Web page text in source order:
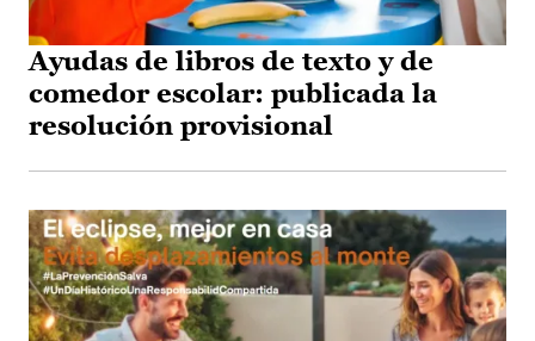
Ayudas de libros de texto y de
comedor escolar: publicada la
resolución provisional